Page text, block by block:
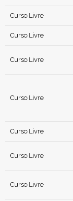
Curso Livre
Curso Livre
Curso Livre
Curso Livre
Curso Livre
Curso Livre
Curso Livre